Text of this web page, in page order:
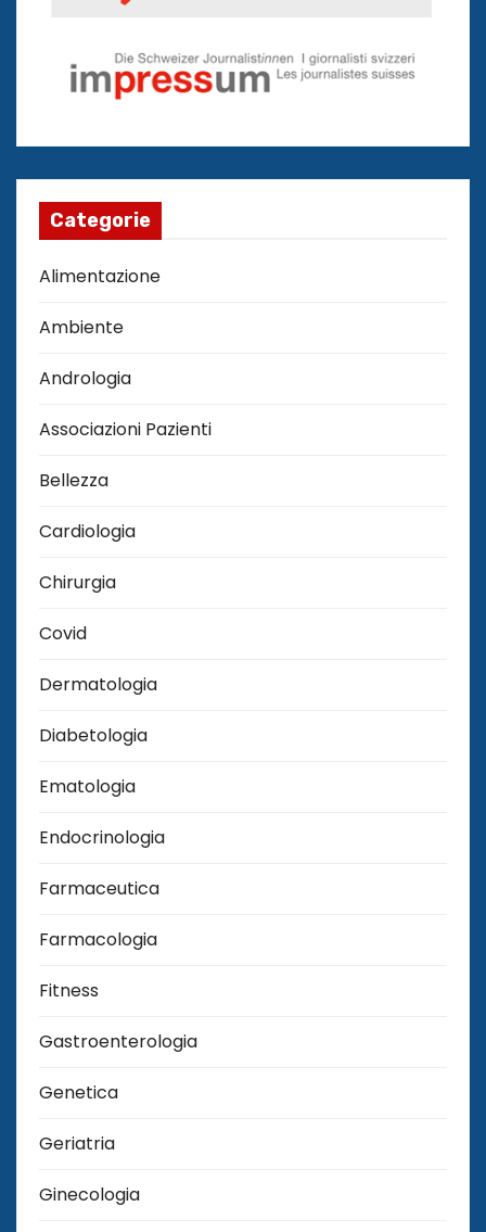
Categorie
Alimentazione
Ambiente
Andrologia
Associazioni Pazienti
Bellezza
Cardiologia
Chirurgia
Covid
Dermatologia
Diabetologia
Ematologia
Endocrinologia
Farmaceutica
Farmacologia
Fitness
Gastroenterologia
Genetica
Geriatria
Ginecologia